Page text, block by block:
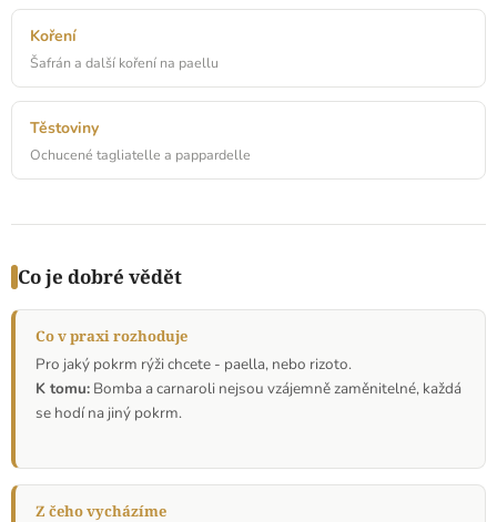
Koření
Šafrán a další koření na paellu
Těstoviny
Ochucené tagliatelle a pappardelle
Co je dobré vědět
Co v praxi rozhoduje
Pro jaký pokrm rýži chcete - paella, nebo rizoto.
K tomu: Bomba a carnaroli nejsou vzájemně zaměnitelné, každá
se hodí na jiný pokrm.
Z čeho vycházíme